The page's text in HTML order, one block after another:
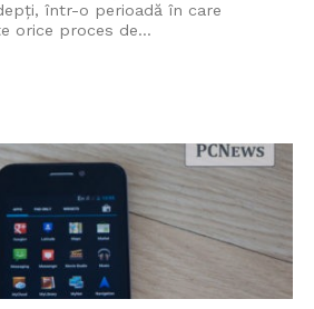
într-o perioadă în care
orice proces de...